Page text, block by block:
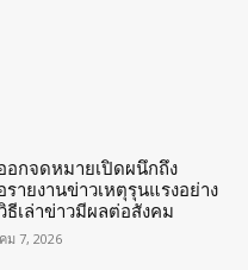
อกจดหมายเปิดผนึกถึง
ายงานข่าวเหตุรุนแรงอย่าง
เล่าข่าวมีผลต่อสังคม
ม 7, 2026